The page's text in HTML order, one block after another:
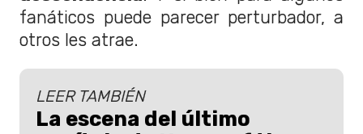
fanáticos puede parecer perturbador, a
otros les atrae.
LEER TAMBIÉN
La escena del último